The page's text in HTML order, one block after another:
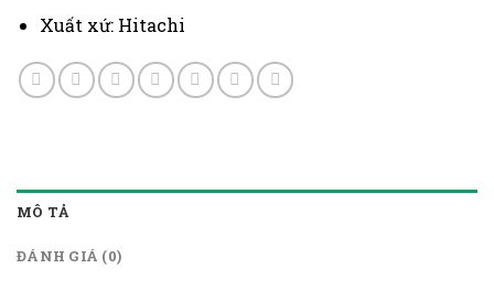
Xuất xứ: Hitachi
MÔ TẢ
ĐÁNH GIÁ (0)